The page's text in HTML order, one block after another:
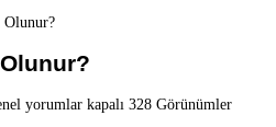
Olunur?
Olunur?
Nasıl
yorumlar kapalı 328 Görünümler